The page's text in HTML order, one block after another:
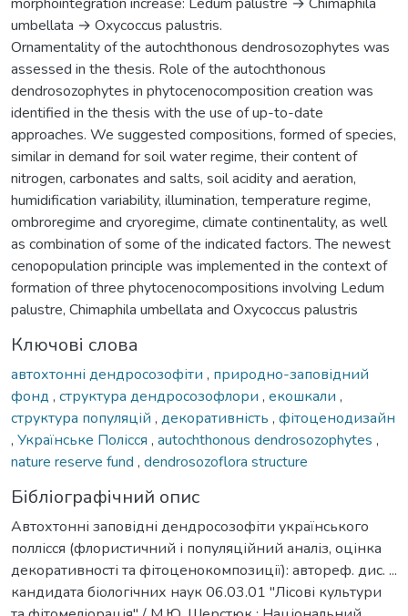
umbellatа → Oxycoccus palustris.
Ornamentality of the autochthonous dendrosozophytes was
assessed in the thesis. Role of the autochthonous
dendrosozophytes in phytocenocomposition creation was
identified in the thesis with the use of up-to-date
approaches. We suggested compositions, formed of species,
similar in demand for soil water regime, their content of
nitrogen, carbonates and salts, soil acidity and aeration,
humidification variability, illumination, temperature regime,
ombroregime and cryoregime, climate continentality, as well
as combination of some of the indicated factors. The newest
cenopopulation principle was implemented in the context of
formation of three phytocenocompositions involving Ledum
palustre, Chimaphila umbellata and Oxycoccus palustris
Ключові слова
автохтонні дендросозофіти , природно-заповідний
фонд , структура дендросозофлори , екошкали ,
структура популяцій , декоративність , фітоценодизайн
, Українське Полісся , autochthonous dendrosozophytes ,
nature reserve fund , dendrosozoflora structure
Бібліографічний опис
Автохтонні заповідні дендросозофіти українського
поллісся (флористичний і популяційний аналіз, оцінка
декоративності та фітоценокомпозиції): автореф. дис. ...
кандидата біологічних наук 06.03.01 "Лісові культури